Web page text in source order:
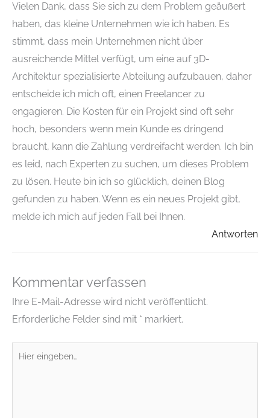
Vielen Dank, dass Sie sich zu dem Problem geäußert
haben, das kleine Unternehmen wie ich haben. Es
stimmt, dass mein Unternehmen nicht über
ausreichende Mittel verfügt, um eine auf 3D-
Architektur spezialisierte Abteilung aufzubauen, daher
entscheide ich mich oft, einen Freelancer zu
engagieren. Die Kosten für ein Projekt sind oft sehr
hoch, besonders wenn mein Kunde es dringend
braucht, kann die Zahlung verdreifacht werden. Ich bin
es leid, nach Experten zu suchen, um dieses Problem
zu lösen. Heute bin ich so glücklich, deinen Blog
gefunden zu haben. Wenn es ein neues Projekt gibt,
melde ich mich auf jeden Fall bei Ihnen.
Antworten
Kommentar verfassen
Ihre E-Mail-Adresse wird nicht veröffentlicht.
Erforderliche Felder sind mit * markiert.
Hier